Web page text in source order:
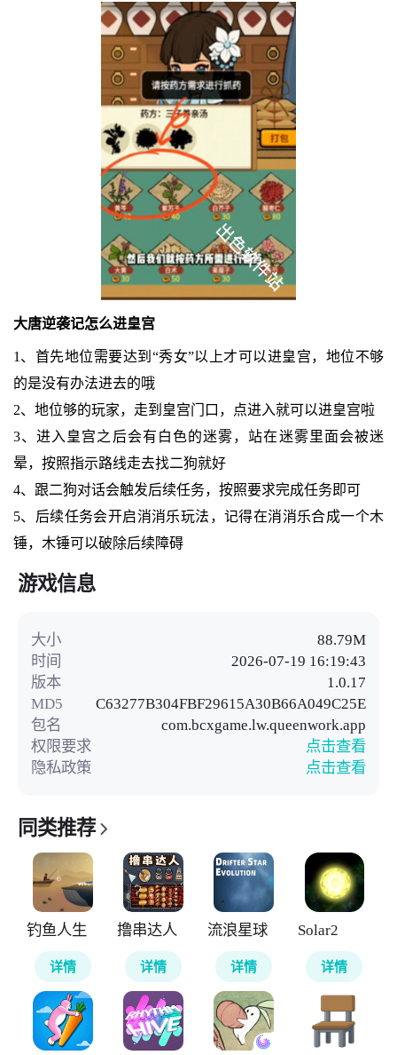
大唐逆袭记怎么进皇宫
1、首先地位需要达到“秀女”以上才可以进皇宫，地位不够
的是没有办法进去的哦
2、地位够的玩家，走到皇宫门口，点进入就可以进皇宫啦
3、进入皇宫之后会有白色的迷雾，站在迷雾里面会被迷
晕，按照指示路线走去找二狗就好
4、跟二狗对话会触发后续任务，按照要求完成任务即可
5、后续任务会开启消消乐玩法，记得在消消乐合成一个木
锤，木锤可以破除后续障碍
游戏信息
大小
88.79M
时间
2026-07-19 16:19:43
版本
1.0.17
MD5
C63277B304FBF29615A30B66A049C25E
包名
com.bcxgame.lw.queenwork.app
权限要求
点击查看
隐私政策
点击查看
同类推荐
钓鱼人生
详情
撸串达人
详情
流浪星球
详情
Solar2
详情